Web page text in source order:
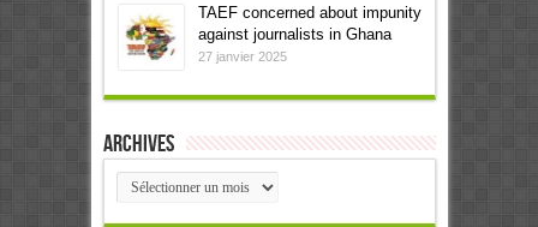
TAEF concerned about impunity
against journalists in Ghana
27 janvier 2025
Archives
Archives